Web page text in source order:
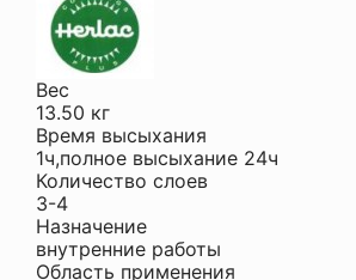
Вес
13.50 кг
Время высыхания
1ч,полное высыхание 24ч
Количество слоев
3-4
Назначение
внутренние работы
Область применения